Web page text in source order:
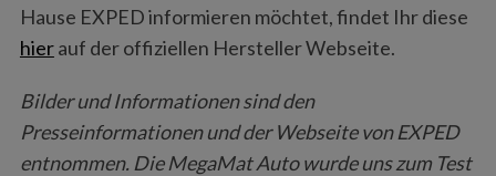
Hause EXPED informieren möchtet, findet Ihr diese
hierauf der offiziellen Hersteller Webseite.
Bilder und Informationen sind den
Presseinformationen und der Webseite von EXPED
entnommen. Die MegaMat Auto wurde uns zum Test
S
e
r
c